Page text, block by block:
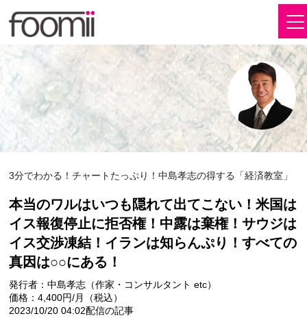
3分でわかる！チャートたっぷり！中島孝志の得する「経済教室」
本当のワルはいつも隠れて出てこない！米国は
イス報復​停止に拒否権！中露は棄権！サウジは
イス交渉凍結！イランは知らんぷり！すべての
真因は○○にある！
発行者：中島孝志（作家・コンサルタント etc）
価格：4,400円/月（税込）
2023/10/20 04:02配信の記事